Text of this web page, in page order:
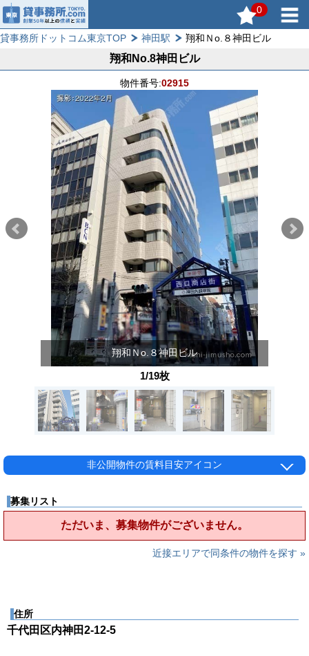
0
貸事務所ドットコム東京TOP 神田駅 翔和Ｎo.８神田ビル
翔和No.8神田ビル
物件番号:02915
翔和Ｎo.８神田ビル
1/19枚
非公開物件の賃料目安アイコン
募集リスト
ただいま、募集物件がございません。
近接エリアで同条件の物件を探す »
住所
千代田区内神田2-12-5